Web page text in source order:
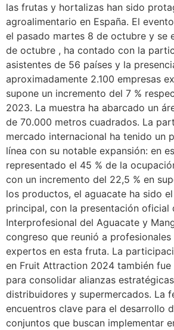
las frutas y hortalizas han sido
agroalimentario en España. El
el pasado martes 8 de octubre y se
de octubre , ha contado con la
asistentes de 56 países y la
aproximadamente 2.100 empresas
supone un incremento del 7 %
2023. La muestra ha abarcado un
de 70.000 metros cuadrados. La
mercado internacional ha tenido un
línea con su notable expansión: en
representado el 45 % de la
con un incremento del 22,5 % en
los productos, el aguacate ha sido
principal, con la presentación oficial
Interprofesional del Aguacate y
congreso que reunió a
expertos en esta fruta. La
en Fruit Attraction 2024 también
para consolidar alianzas
distribuidores y supermercados. La
encuentros clave para el desarrollo
conjuntos que buscan implementar